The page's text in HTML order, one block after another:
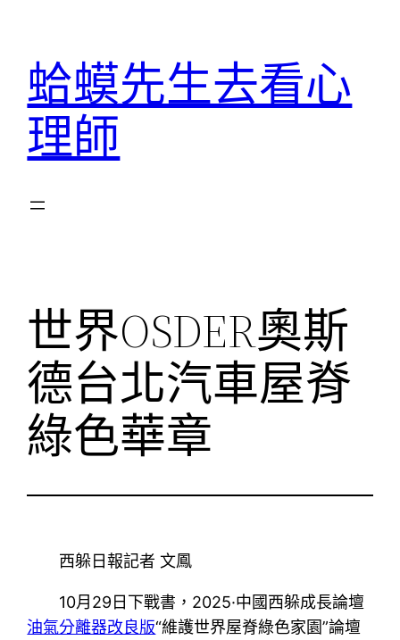
蛤蟆先生去看心
理師
世界OSDER奧斯
德台北汽車屋脊
綠色華章
西躲日報記者 文鳳
10月29日下戰書，2025·中國西躲成長論壇
油氣分離器改良版“維護世界屋脊綠色家園”論壇